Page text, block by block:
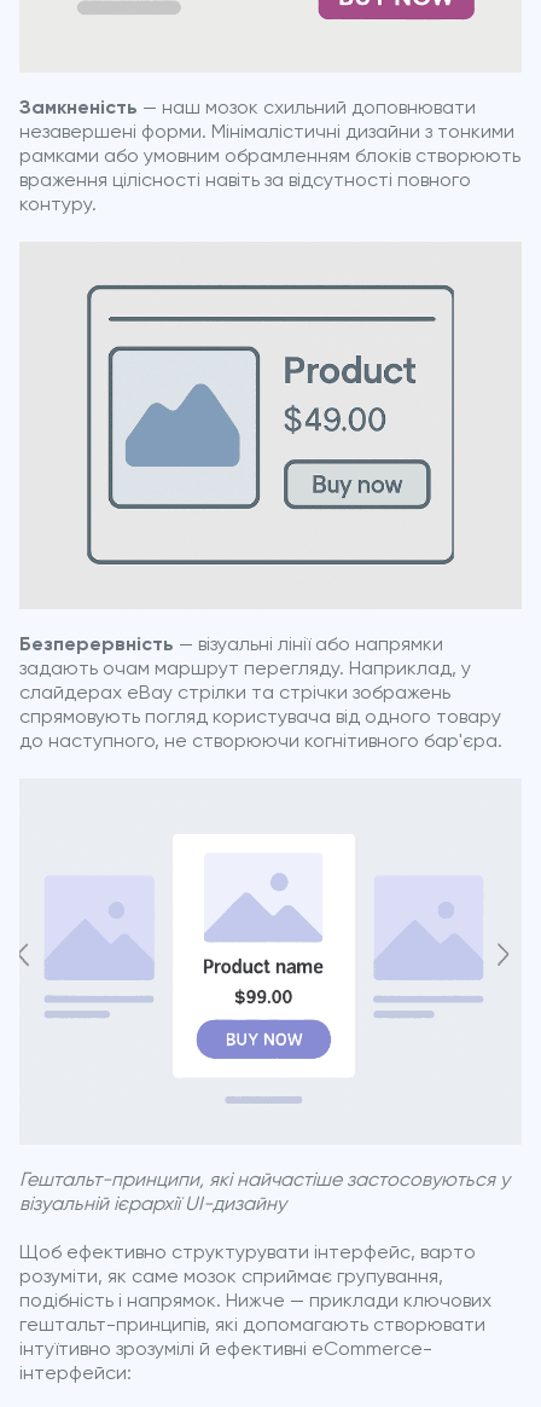
Замкненість — наш мозок схильний доповнювати
незавершені форми. Мінімалістичні дизайни з тонкими
рамками або умовним обрамленням блоків створюють
враження цілісності навіть за відсутності повного
контуру.
Безперервність — візуальні лінії або напрямки
задають очам маршрут перегляду. Наприклад, у
слайдерах eBay стрілки та стрічки зображень
спрямовують погляд користувача від одного товару
до наступного, не створюючи когнітивного бар'єра.
Гештальт-принципи, які найчастіше застосовуються у
візуальній ієрархії UI-дизайну
Щоб ефективно структурувати інтерфейс, варто
розуміти, як саме мозок сприймає групування,
подібність і напрямок. Нижче — приклади ключових
гештальт-принципів, які допомагають створювати
інтуїтивно зрозумілі й ефективні eCommerce-
інтерфейси: